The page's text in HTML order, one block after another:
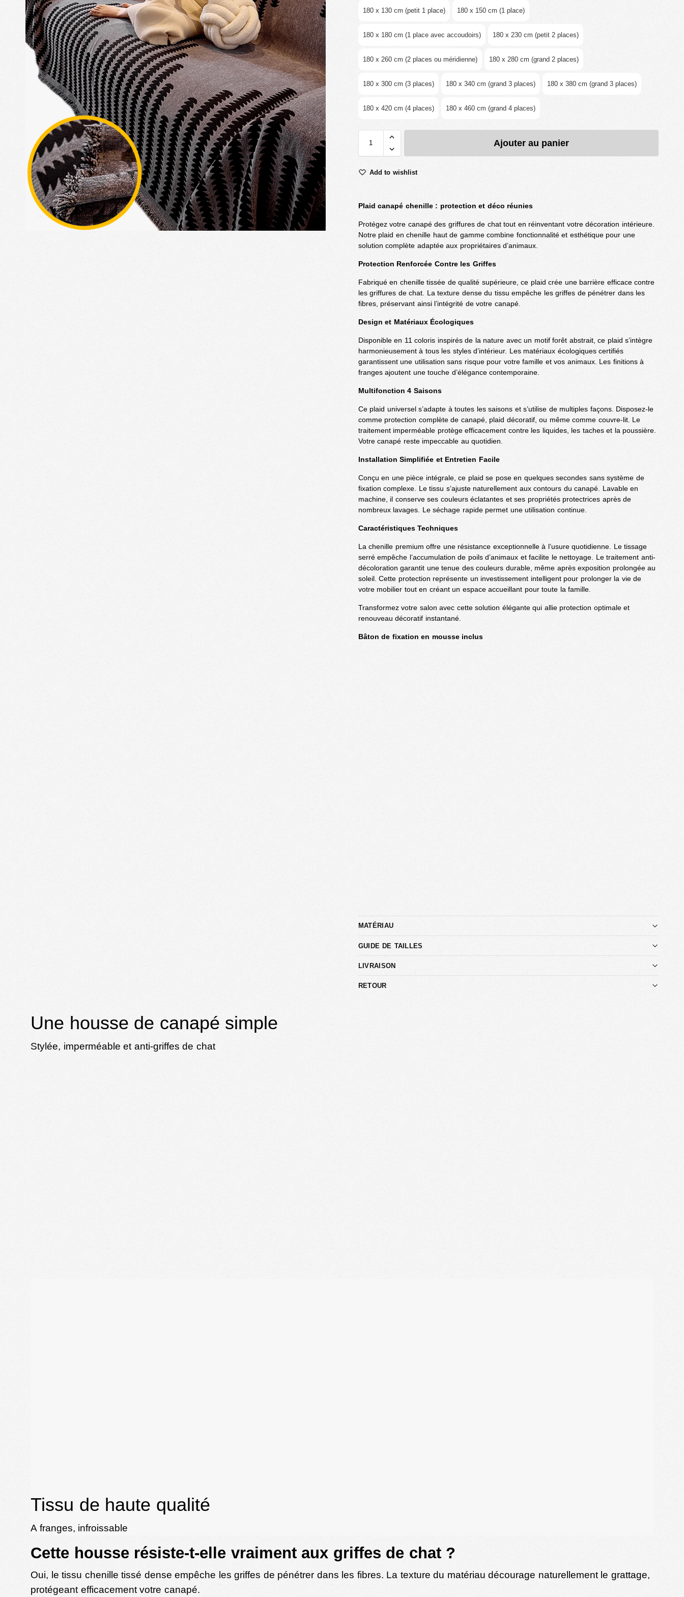
180 x 130 cm (petit 1 place) 180 x 150 cm (1 place)
180 x 180 cm (1 place avec accoudoirs) 180 x 230 cm (petit 2 places)
180 x 260 cm (2 places ou méridienne) 180 x 280 cm (grand 2 places)
180 x 300 cm (3 places) 180 x 340 cm (grand 3 places) 180 x 380 cm (grand 3 places)
180 x 420 cm (4 places) 180 x 460 cm (grand 4 places)
Ajouter au panier
Add to wishlist
Plaid canapé chenille : protection et déco réunies
Protégez votre canapé des griffures de chat tout en réinventant votre décoration intérieure.
Notre plaid en chenille haut de gamme combine fonctionnalité et esthétique pour une
solution complète adaptée aux propriétaires d’animaux.
Protection Renforcée Contre les Griffes
Fabriqué en chenille tissée de qualité supérieure, ce plaid crée une barrière efficace contre
les griffures de chat. La texture dense du tissu empêche les griffes de pénétrer dans les
fibres, préservant ainsi l’intégrité de votre canapé.
Design et Matériaux Écologiques
Disponible en 11 coloris inspirés de la nature avec un motif forêt abstrait, ce plaid s’intègre
harmonieusement à tous les styles d’intérieur. Les matériaux écologiques certifiés
garantissent une utilisation sans risque pour votre famille et vos animaux. Les finitions à
franges ajoutent une touche d’élégance contemporaine.
Multifonction 4 Saisons
Ce plaid universel s’adapte à toutes les saisons et s’utilise de multiples façons. Disposez-le
comme protection complète de canapé, plaid décoratif, ou même comme couvre-lit. Le
traitement imperméable protège efficacement contre les liquides, les taches et la poussière.
Votre canapé reste impeccable au quotidien.
Installation Simplifiée et Entretien Facile
Conçu en une pièce intégrale, ce plaid se pose en quelques secondes sans système de
fixation complexe. Le tissu s’ajuste naturellement aux contours du canapé. Lavable en
machine, il conserve ses couleurs éclatantes et ses propriétés protectrices après de
nombreux lavages. Le séchage rapide permet une utilisation continue.
Caractéristiques Techniques
La chenille premium offre une résistance exceptionnelle à l’usure quotidienne. Le tissage
serré empêche l’accumulation de poils d’animaux et facilite le nettoyage. Le traitement anti-
décoloration garantit une tenue des couleurs durable, même après exposition prolongée au
soleil. Cette protection représente un investissement intelligent pour prolonger la vie de
votre mobilier tout en créant un espace accueillant pour toute la famille.
Transformez votre salon avec cette solution élégante qui allie protection optimale et
renouveau décoratif instantané.
Bâton de fixation en mousse inclus
MATÉRIAU
GUIDE DE TAILLES
LIVRAISON
RETOUR
Une housse de canapé simple
Stylée, imperméable et anti-griffes de chat
Tissu de haute qualité
A franges, infroissable
Cette housse résiste-t-elle vraiment aux griffes de chat ?
Oui, le tissu chenille tissé dense empêche les griffes de pénétrer dans les fibres. La texture du matériau décourage naturellement le grattage,
protégeant efficacement votre canapé.